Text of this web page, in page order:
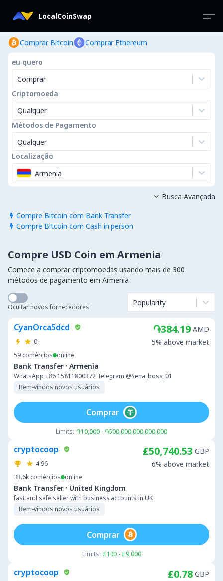
LocalCoinSwap
Comprar Bitcoin Comprar Ethereum
eu quero
Comprar
Criptomoeda
Qualquer
Métodos de Pagamento
Qualquer
Localização
Armenia
 Compre Bitcoin com Bank Transfer
 Compre Bitcoin com Cash in person
 Busca Avançada
Compre USD Coin em Armenia
Comece a comprar criptomoedas usando mais de 300
métodos de pagamento em Armenia
Ocultar novos fornecedores Popularity
CyanOrca5dcd
0
59 comércios online
Bank Transfer · Armenia
WhatsApp +86 15811800372 Telegram @Sena_boss_01
Bem-vindos novos usuários
֏384.19 AMD
5% above market
Limits: ֏10,000 - ֏500,000,000,000,000
Comprar
cryptocoop
4.96
33.6k comércios online
Bank Transfer · United Kingdom
fast and safe seller with business accounts in UK
Bem-vindos novos usuários
£50,740.53 GBP
6% above market
Limits: £100 - £9,000
Comprar
cryptocoop £0.78 GBP